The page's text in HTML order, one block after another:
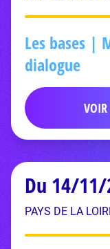
Les bases |
dialogue
Du 14/
PAYS DE LA